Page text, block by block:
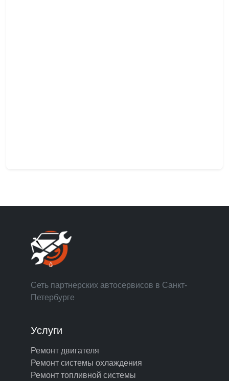
Сеть партнерских автосервисов в Санкт-
Петербурге
Услуги
Ремонт двигателя
Ремонт системы охлаждения
Ремонт топливной системы